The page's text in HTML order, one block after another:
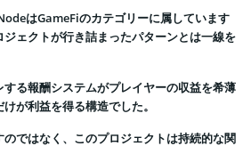
はGameFiのカテゴリーに属しています
ェクトが行き詰まったパターンとは一線を
る報酬システムがプレイヤーの収益を希薄
が利益を得る構造でした。
ではなく、このプロジェクトは持続的な関